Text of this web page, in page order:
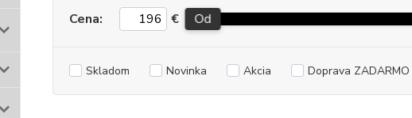
Cena: € Od
Skladom Novinka Akcia Doprava ZADARMO